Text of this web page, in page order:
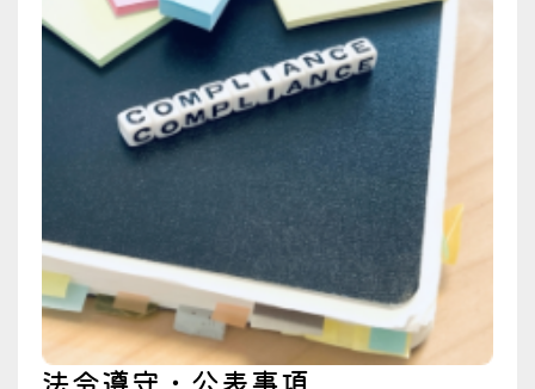
法令遵守・公表事項